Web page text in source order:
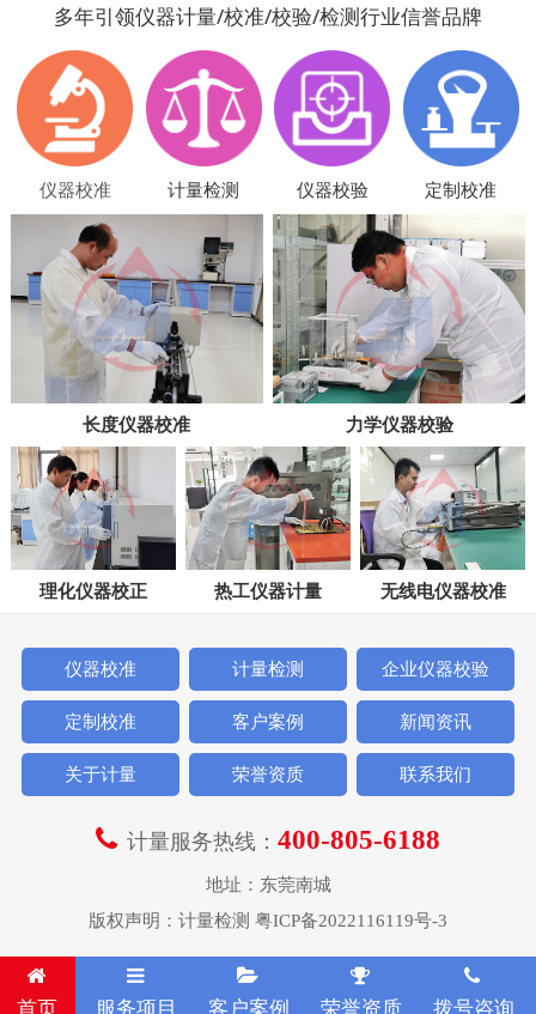
多年引领仪器计量/校准/校验/检测行业信誉品牌
仪器校准 计量检测 仪器校验 定制校准
长度仪器校准 力学仪器校验
理化仪器校正 热工仪器计量 无线电仪器校准
仪器校准 计量检测 企业仪器校验
定制校准 客户案例 新闻资讯
关于计量 荣誉资质 联系我们
计量服务热线： 400-805-6188
地址：东莞南城
版权声明： 计量检测 粤ICP备2022116119号-3
首页 服务项目 客户案例 荣誉资质 拨号咨询